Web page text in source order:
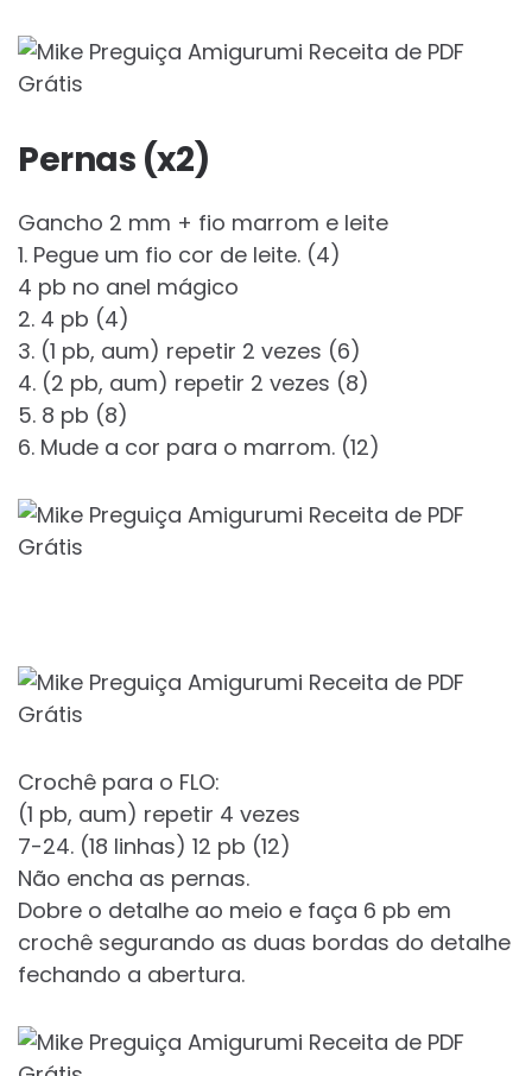
Pernas (x2)
Gancho 2 mm + fio marrom e leite
1. Pegue um fio cor de leite. (4)
4 pb no anel mágico
2. 4 pb (4)
3. (1 pb, aum) repetir 2 vezes (6)
4. (2 pb, aum) repetir 2 vezes (8)
5. 8 pb (8)
6. Mude a cor para o marrom. (12)
Crochê para o FLO:
(1 pb, aum) repetir 4 vezes
7-24. (18 linhas) 12 pb (12)
Não encha as pernas.
Dobre o detalhe ao meio e faça 6 pb em
crochê segurando as duas bordas do detalhe
fechando a abertura.